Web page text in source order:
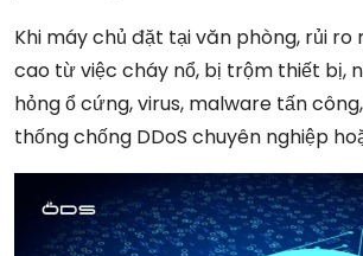
Khi máy chủ đặt tại văn phòng, rủi ro
cao từ việc cháy nổ, bị trộm thiết bị,
hỏng ổ cứng, virus, malware tấn
thống chống DDoS chuyên nghiệp